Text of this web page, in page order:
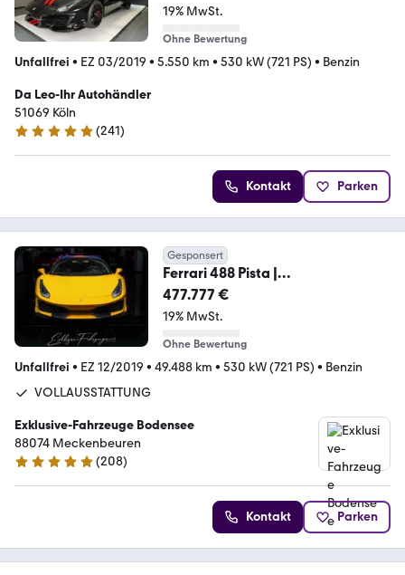
19% MwSt.
Ohne Bewertung
Unfallfrei • EZ 03/2019 • 5.550 km • 530 kW (721 PS) • Benzin
Da Leo-Ihr Autohändler
51069 Köln
4.9 Sterne
(241)
Kontakt Parken
Gesponsert
Ferrari 488 Pista |
VOLLAUSSTATTUNG | Lift | Carbon
477.777 €
19% MwSt.
Ohne Bewertung
Unfallfrei • EZ 12/2019 • 49.488 km • 530 kW (721 PS) • Benzin
VOLLAUSSTATTUNG
Exklusive-Fahrzeuge Bodensee
88074 Meckenbeuren
5 Sterne
(208)
Kontakt Parken